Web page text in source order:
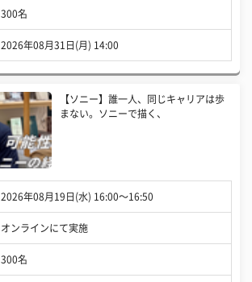
300名
2026年08月31日(月) 14:00
【ソニー】誰一人、同じキャリアは歩
まない。ソニーで描く、
2026年08月19日(水) 16:00〜16:50
オンラインにて実施
300名